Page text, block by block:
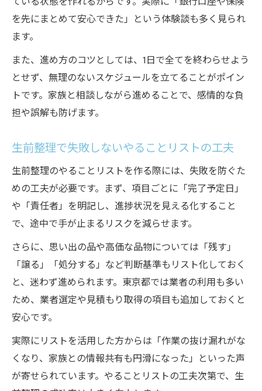
を先にまとめて安心できた」という体験談も多く見られ
ます。
また、進め方のコツとしては、1日で全てを終わらせよう
とせず、無理のないスケジュールを立てることがポイン
トです。家族と相談しながら進めることで、感情的な負
担や誤解も防げます。
生前整理で失敗しないやることリストの工夫
生前整理のやることリストを作る際には、失敗を防ぐた
めの工夫が必要です。まず、項目ごとに「完了予定日」
や「責任者」を明記し、進捗状況を見える化すること
で、途中で手が止まるリスクを減らせます。
さらに、思い出の品や高価な品物については「残す」
「譲る」「処分する」など判断基準もリスト化しておく
と、迷わず進められます。東京都では業者の利用も多い
ため、業者選定や見積もり取得の項目も追加しておくと
安心です。
実際にリストを活用した方からは「作業の抜け漏れがな
くなり、家族との情報共有も円滑になった」といった声
が寄せられています。やることリストの工夫次第で、生